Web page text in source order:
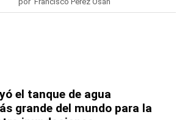
el tanque de agua
grande del mundo para la